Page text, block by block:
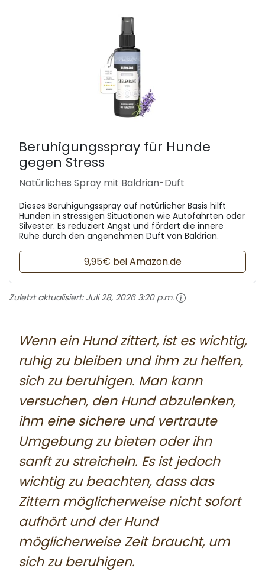
Beruhigungsspray für Hunde
gegen Stress
Natürliches Spray mit Baldrian-Duft
Dieses Beruhigungsspray auf natürlicher Basis hilft
Hunden in stressigen Situationen wie Autofahrten oder
Silvester. Es reduziert Angst und fördert die innere
Ruhe durch den angenehmen Duft von Baldrian.
9,95€ bei Amazon.de
Zuletzt aktualisiert: Juli 28, 2026 3:20 p.m.
Wenn ein Hund zittert, ist es wichtig,
ruhig zu bleiben und ihm zu helfen,
sich zu beruhigen. Man kann
versuchen, den Hund abzulenken,
ihm eine sichere und vertraute
Umgebung zu bieten oder ihn
sanft zu streicheln. Es ist jedoch
wichtig zu beachten, dass das
Zittern möglicherweise nicht sofort
aufhört und der Hund
möglicherweise Zeit braucht, um
sich zu beruhigen.